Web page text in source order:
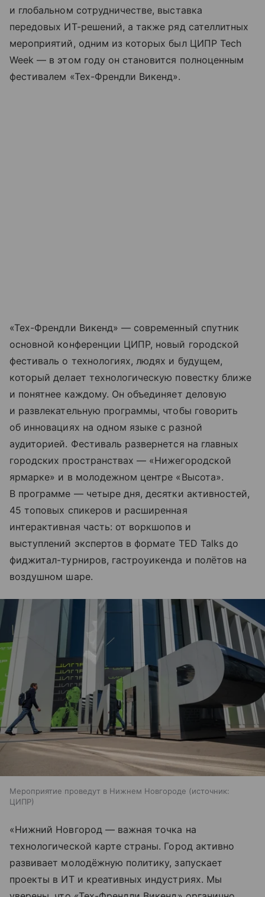
и глобальном сотрудничестве, выставка
передовых ИТ-решений, а также ряд сателлитных
мероприятий, одним из которых был ЦИПР Tech
Week — в этом году он становится полноценным
фестивалем «Тех-Френдли Викенд».
«Тех-Френдли Викенд» — современный спутник
основной конференции ЦИПР, новый городской
фестиваль о технологиях, людях и будущем,
который делает технологическую повестку ближе
и понятнее каждому. Он объединяет деловую
и развлекательную программы, чтобы говорить
об инновациях на одном языке с разной
аудиторией. Фестиваль развернется на главных
городских пространствах — «Нижегородской
ярмарке» и в молодежном центре «Высота».
В программе — четыре дня, десятки активностей,
45 топовых спикеров и расширенная
интерактивная часть: от воркшопов и
выступлений экспертов в формате TED Talks до
фиджитал-турниров, гастроуикенда и полётов на
воздушном шаре.
Мероприятие проведут в Нижнем Новгороде
источник:
ЦИПР
«Нижний Новгород — важная точка на
технологической карте страны. Город активно
развивает молодёжную политику, запускает
проекты в ИТ и креативных индустриях. Мы